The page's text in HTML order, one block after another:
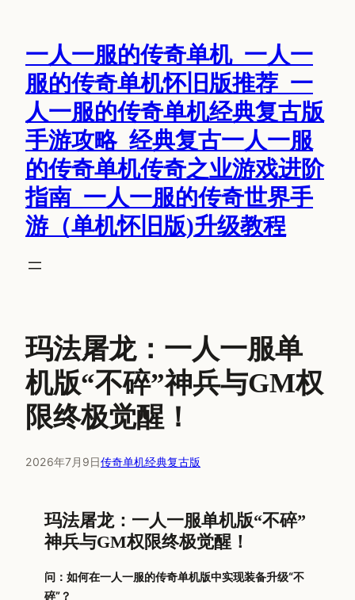
一人一服的传奇单机_一人一
服的传奇单机怀旧版推荐_一
人一服的传奇单机经典复古版
手游攻略_经典复古一人一服
的传奇单机传奇之业游戏进阶
指南_一人一服的传奇世界手
游（单机怀旧版)升级教程
玛法屠龙：一人一服单
机版“不碎”神兵与GM权
限终极觉醒！
2026年7月9日传奇单机经典复古版
玛法屠龙：一人一服单机版“不碎”
神兵与GM权限终极觉醒！
问：如何在一人一服的传奇单机版中实现装备升级“不
碎”？